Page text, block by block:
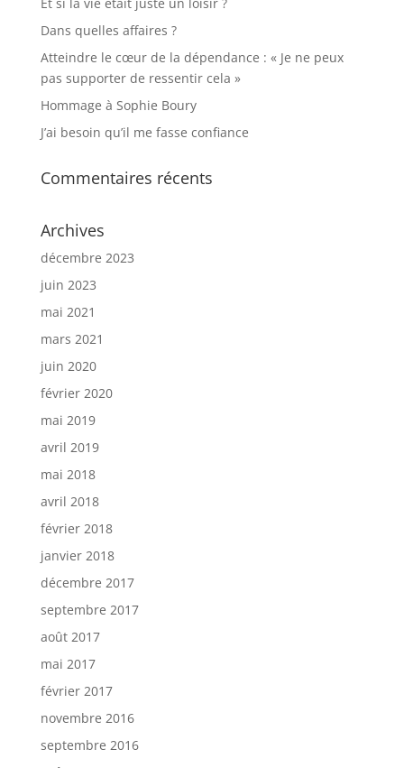
Dans quelles affaires ?
Atteindre le cœur de la dépendance : « Je ne peux
pas supporter de ressentir cela »
Hommage à Sophie Boury
J’ai besoin qu’il me fasse confiance
Commentaires récents
Archives
décembre 2023
juin 2023
mai 2021
mars 2021
juin 2020
février 2020
mai 2019
avril 2019
mai 2018
avril 2018
février 2018
janvier 2018
décembre 2017
septembre 2017
août 2017
mai 2017
février 2017
novembre 2016
septembre 2016